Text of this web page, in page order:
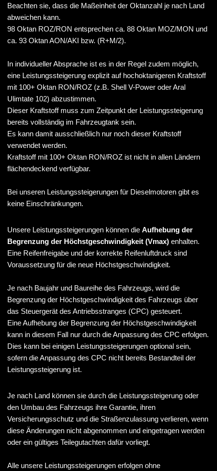
Beachten sie, dass die Maßeinheit der Oktanzahl je nach Land
abweichen kann.
98 Oktan ROZ/RON entsprechen ca. 88 Oktan MOZ/MON und
ca. 93 Oktan AON/AKI bzw. (R+M/2).
In individueller Absprache ist es in der Regel zudem möglich,
eine Leistungssteigerung explizit auf hochoktanigeren Kraftstoff
mit 100+ Oktan RON/ROZ (z.B. Shell V-Power oder Aral
Ulimtate 102) abzustimmen.
Dieser Kraftstoff muss zum Zeitpunkt der Leistungssteigerung
bereits vollständig im Fahrzeugtank sein.
Es kann damit ausschließlich nur noch dieser Kraftstoff
verwendet werden.
Kraftstoff mit 100+ Oktan RON/ROZ ist nicht in allen Ländern
flächendeckend verfügbar.
Bei unseren Leistungssteigerungen für Dieselmotoren gibt es
keine Einschränkungen.
Unsere Leistungssteigerungen können die Aufhebung der
Begrenzung der Höchstgeschwindigkeit (Vmax) enhalten.
Eine Reifenfreigabe und der korrekte Reifenluftdruck sind
Voraussetzung für die neue Höchstgeschwindigkeit.
Je nach Baujahr und Baureihe des Fahrzeugs, wird die
Begrenzung der Höchstgeschwindigkeit des Fahrzeugs über
das Steuergerät des Antriebsstranges (CPC) gesteuert.
Eine Aufhebung der Begrenzung der Höchstgeschwindigkeit
kann in diesem Fall nur durch die Anpassung des CPC erfolgen.
Dies kann bei einigen Leistungssteigerungen optional sein,
sofern die Anpassung des CPC nicht bereits Bestandteil der
Leistungssteigerung ist.
Je nach Land können sie durch die Leistungssteigerung oder
den Umbau des Fahrzeugs ihre Garantie, ihren
Versicherungsschutz und die Straßenzulassung verlieren, wenn
diese Änderungen nicht abgenommen und eingetragen werden
oder ein gültiges Teilegutachten dafür vorliegt.
Alle unsere Leistungssteigerungen erfolgen ohne